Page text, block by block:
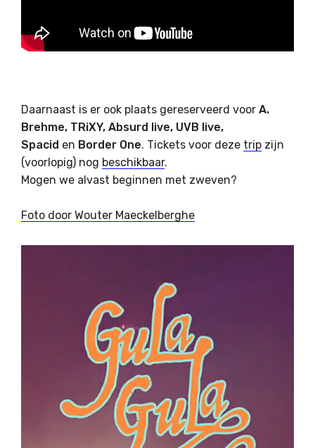
Daarnaast is er ook plaats gereserveerd voor A.
Brehme, TRiXY, Absurd live, UVB live,
Spacid en Border One. Tickets voor deze trip zijn
(voorlopig) nog beschikbaar.
Mogen we alvast beginnen met zweven?
Foto door Wouter Maeckelberghe